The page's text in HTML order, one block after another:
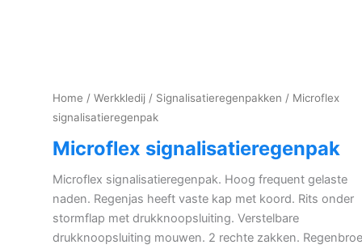
Home / Werkkledij / Signalisatieregenpakken / Microflex
signalisatieregenpak
Microflex signalisatieregenpak
Microflex signalisatieregenpak. Hoog frequent gelaste
naden. Regenjas heeft vaste kap met koord. Rits onder
stormflap met drukknoopsluiting. Verstelbare
drukknoopsluiting mouwen. 2 rechte zakken.